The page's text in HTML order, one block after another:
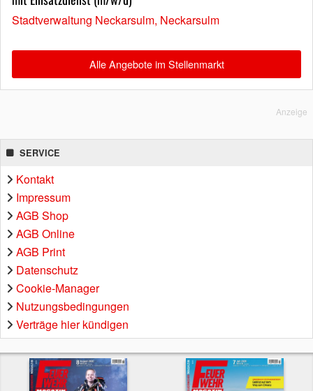
Stadtverwaltung Neckarsulm, Neckarsulm
Alle Angebote im Stellenmarkt
Anzeige
SERVICE
Kontakt
Impressum
AGB Shop
AGB Online
AGB Print
Datenschutz
Cookie-Manager
Nutzungsbedingungen
Verträge hier kündigen